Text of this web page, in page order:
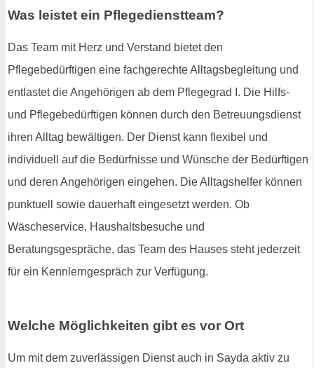
Was leistet ein Pflegedienstteam?
Das Team mit Herz und Verstand bietet den
Pflegebedürftigen eine fachgerechte Alltagsbegleitung und
entlastet die Angehörigen ab dem Pflegegrad I. Die Hilfs-
und Pflegebedürftigen können durch den Betreuungsdienst
ihren Alltag bewältigen. Der Dienst kann flexibel und
individuell auf die Bedürfnisse und Wünsche der Bedürftigen
und deren Angehörigen eingehen. Die Alltagshelfer können
punktuell sowie dauerhaft eingesetzt werden. Ob
Wäscheservice, Haushaltsbesuche und
Beratungsgespräche, das Team des Hauses steht jederzeit
für ein Kennlerngespräch zur Verfügung.
Welche Möglichkeiten gibt es vor Ort
Um mit dem zuverlässigen Dienst auch in Sayda aktiv zu